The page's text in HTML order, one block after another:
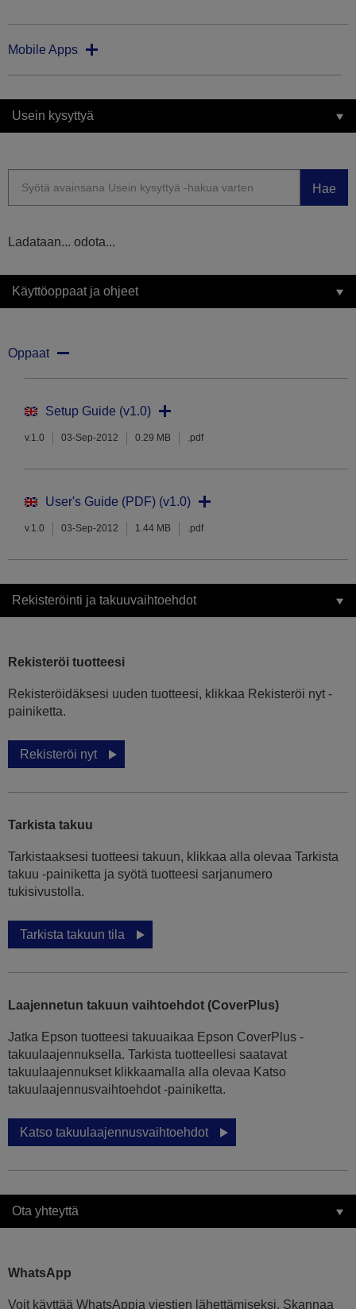
Mobile Apps
Usein kysyttyä
Hae
Ladataan... odota...
Käyttöoppaat ja ohjeet
Oppaat
Setup Guide (v1.0)
v.1.0 03-Sep-2012 0.29 MB .pdf
User's Guide (PDF) (v1.0)
v.1.0 03-Sep-2012 1.44 MB .pdf
Rekisteröinti ja takuuvaihtoehdot
Rekisteröi tuotteesi
Rekisteröidäksesi uuden tuotteesi, klikkaa Rekisteröi nyt -
painiketta.
Rekisteröi nyt
Tarkista takuu
Tarkistaaksesi tuotteesi takuun, klikkaa alla olevaa Tarkista
takuu -painiketta ja syötä tuotteesi sarjanumero
tukisivustolla.
Tarkista takuun tila
Laajennetun takuun vaihtoehdot (CoverPlus)
Jatka Epson tuotteesi takuuaikaa Epson CoverPlus -
takuulaajennuksella. Tarkista tuotteellesi saatavat
takuulaajennukset klikkaamalla alla olevaa Katso
takuulaajennusvaihtoehdot -painiketta.
Katso takuulaajennusvaihtoehdot
Ota yhteyttä
WhatsApp
Voit käyttää WhatsAppia viestien lähettämiseksi. Skannaa